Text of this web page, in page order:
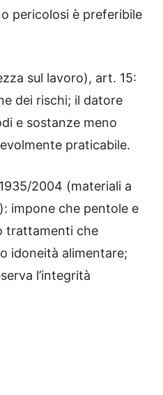
pericolosi è preferibile
sul lavoro), art. 15:
dei rischi; il datore
e sostanze meno
praticabile.
2004 (materiali a
impone che pentole e
trattamenti che
idoneità alimentare;
l’integrità